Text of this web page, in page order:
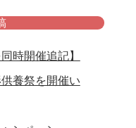
時開催追記】
養祭を開催い